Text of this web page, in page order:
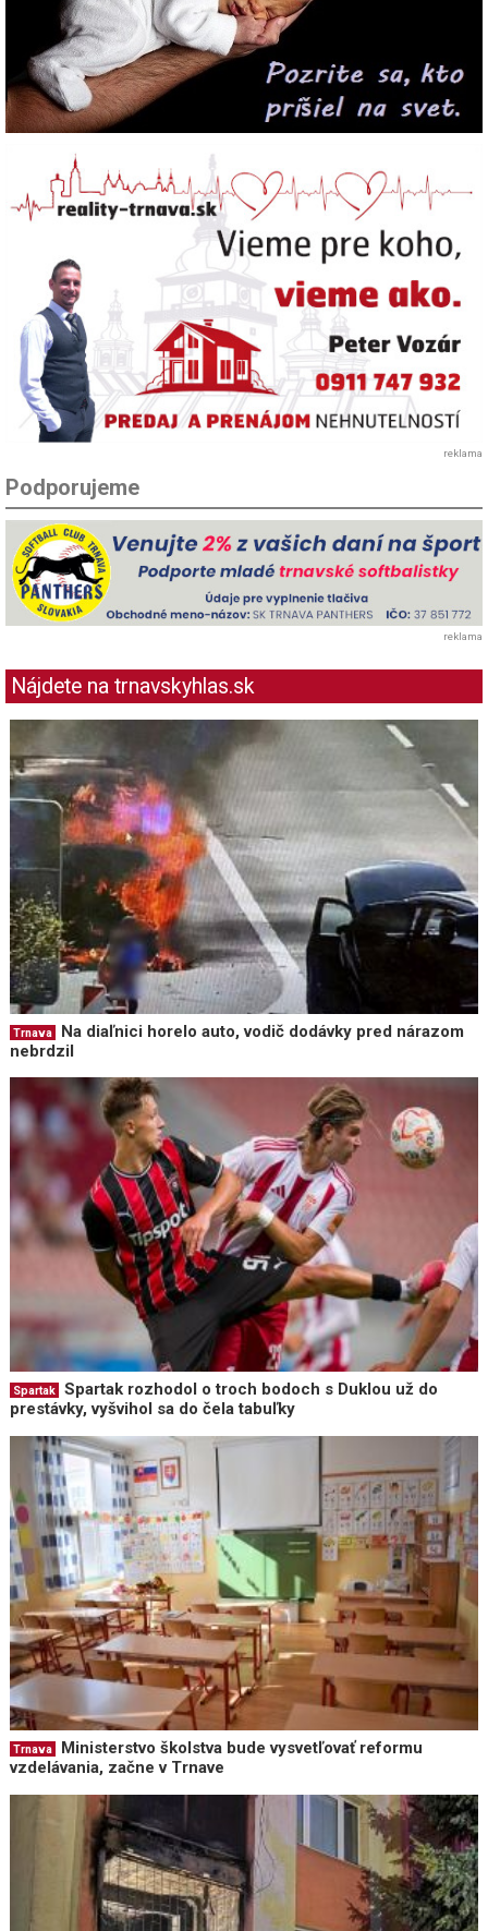
reklama
Podporujeme
reklama
Nájdete na trnavskyhlas.sk
Trnava
Na diaľnici horelo auto, vodič dodávky pred nárazom
nebrdzil
Spartak
Spartak rozhodol o troch bodoch s Duklou už do
prestávky, vyšvihol sa do čela tabuľky
Trnava
Ministerstvo školstva bude vysvetľovať reformu
vzdelávania, začne v Trnave